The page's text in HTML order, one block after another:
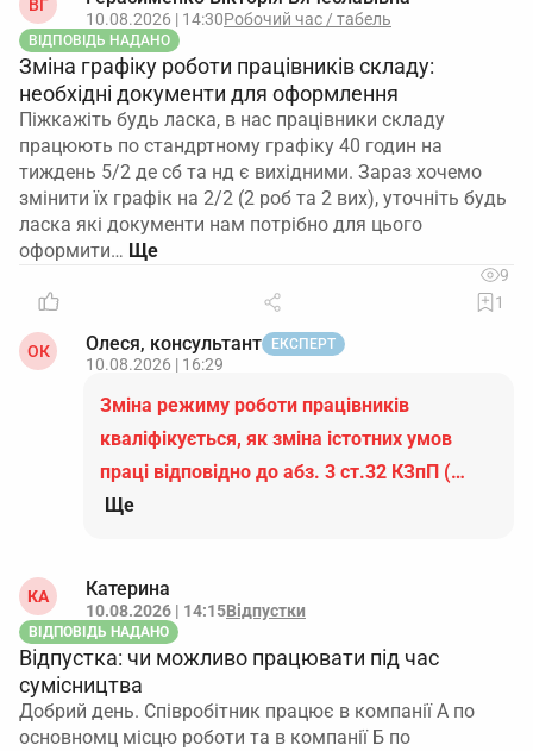
ВГ
10.08.2026 | 14:30Робочий час / табель
ВІДПОВІДЬ НАДАНО
Зміна графіку роботи працівників складу:
необхідні документи для оформлення
Піжкажіть будь ласка, в нас працівники складу
працюють по стандртному графіку 40 годин на
тиждень 5/2 де сб та нд є вихідними. Зараз хочемо
змінити їх графік на 2/2 (2 роб та 2 вих), уточніть будь
ласка які документи нам потрібно для цього
оформити…
9
1
ОК Олеся, консультант ЕКСПЕРТ
10.08.2026 | 16:29
Зміна режиму роботи працівників
кваліфікується, як зміна істотних умов
праці відповідно до абз. 3 ст.32 КЗпП (…
Ще
КА Катерина
10.08.2026 | 14:15Відпустки
ВІДПОВІДЬ НАДАНО
Відпустка: чи можливо працювати під час
сумісництва
Добрий день. Співробітник працює в компанії А по
основномц місцю роботи та в компанії Б по